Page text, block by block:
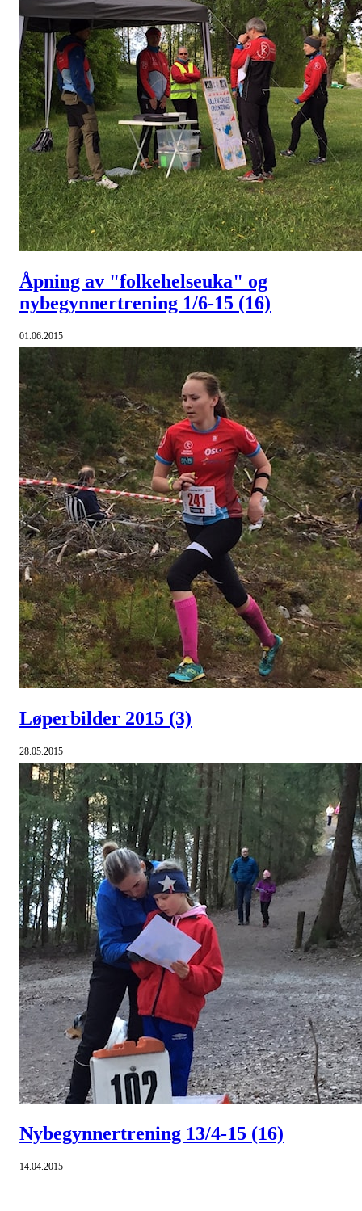
Åpning av "folkehelseuka" og
nybegynnertrening 1/6-15 (16)
01.06.2015
Løperbilder 2015 (3)
28.05.2015
Nybegynnertrening 13/4-15 (16)
14.04.2015